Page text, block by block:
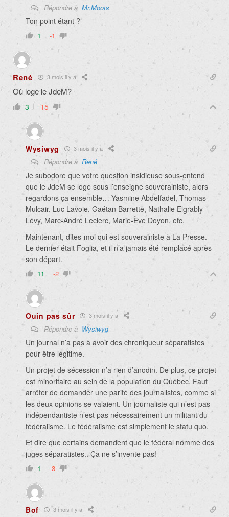
Répondre à Mr.Moots
Ton point étant ?
1 -1
René 3 mois il y a
Où loge le JdeM?
3 -15
Wysiwyg 3 mois il y a
Répondre à René
Je subodore que votre question insidieuse sous-entend
que le JdeM se loge sous l’enseigne souverainiste, alors
regardons ça ensemble… Yasmine Abdelfadel, Thomas
Mulcair, Luc Lavoie, Gaétan Barrette, Nathalie Elgrably-
Lévy, Marc-André Leclerc, Marie-Ève Doyon, etc.
Maintenant, dites-moi qui est souverainiste à La Presse.
Le dernier était Foglia, et il n’a jamais été remplacé après
son départ.
11 -2
Ouin pas sûr 3 mois il y a
Répondre à Wysiwyg
Un journal n’a pas à avoir des chroniqueur séparatistes
pour être légitime.
Un projet de sécession n’a rien d’anodin. De plus, ce projet
est minoritaire au sein de la population du Québec. Faut
arrêter de demander une parité des journalistes, comme si
les deux opinions se valaient. Un journaliste qui n’est pas
indépendantiste n’est pas nécessairement un militant du
fédéralisme. Le fédéralisme est simplement le statu quo.
Et dire que certains demandent que le fédéral nomme des
juges séparatistes.. Ça ne s’invente pas!
1 -3
Bof 3 mois il y a